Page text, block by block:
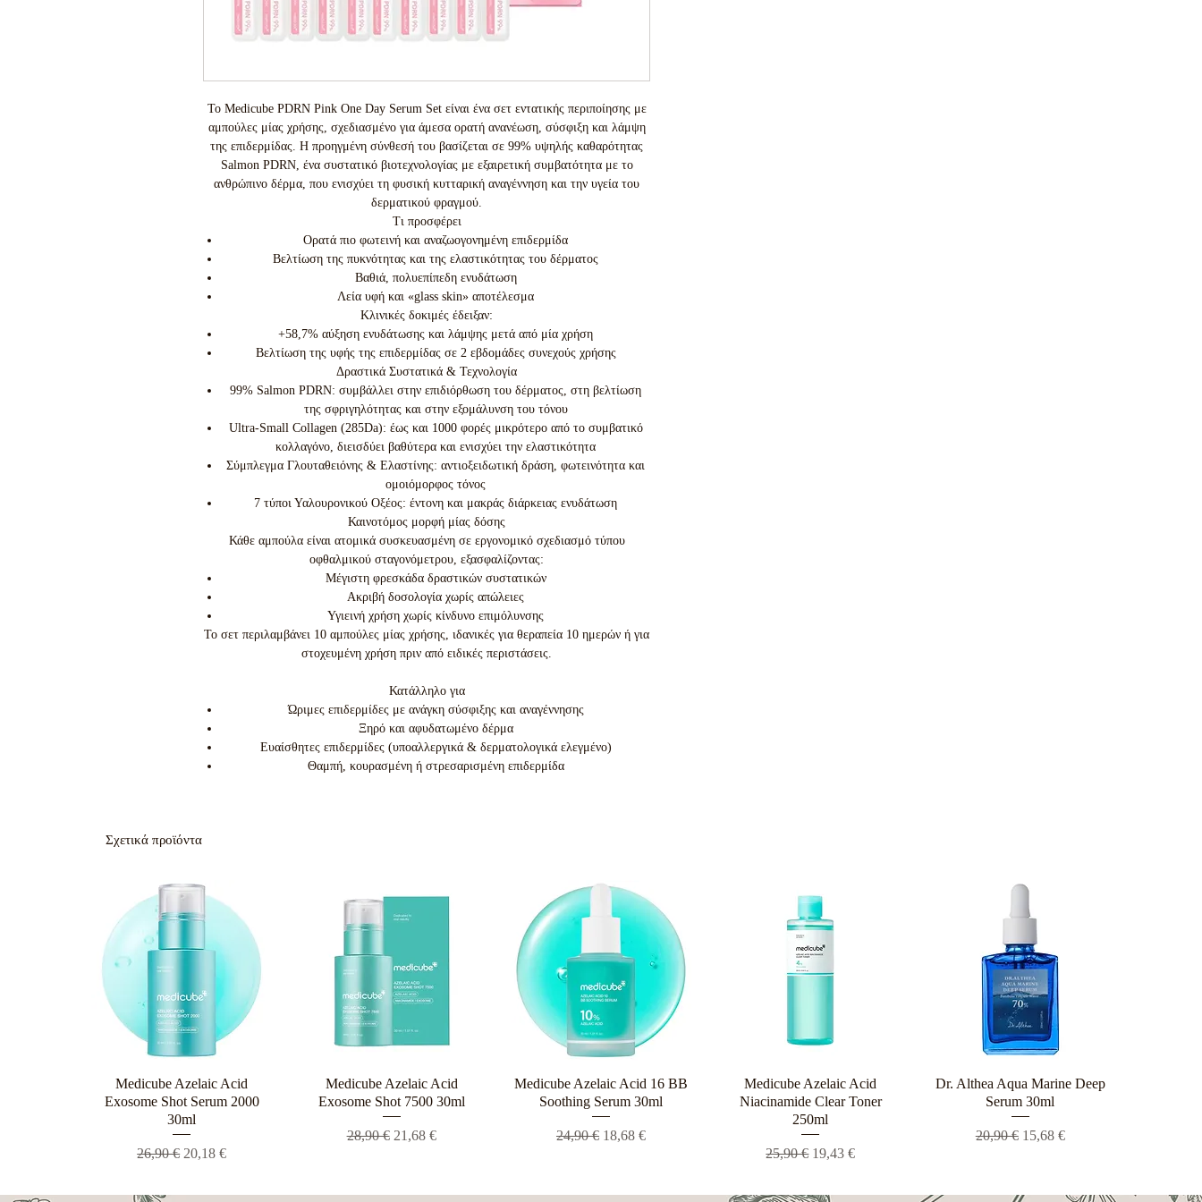
Το Medicube PDRN Pink One Day Serum Set είναι ένα σετ εντατικής περιποίησης με
αμπούλες μίας χρήσης, σχεδιασμένο για άμεσα ορατή ανανέωση, σύσφιξη και λάμψη
της επιδερμίδας. Η προηγμένη σύνθεσή του βασίζεται σε 99% υψηλής καθαρότητας
Salmon PDRN, ένα συστατικό βιοτεχνολογίας με εξαιρετική συμβατότητα με το
ανθρώπινο δέρμα, που ενισχύει τη φυσική κυτταρική αναγέννηση και την υγεία του
δερματικού φραγμού.
Τι προσφέρει
Ορατά πιο φωτεινή και αναζωογονημένη επιδερμίδα
Βελτίωση της πυκνότητας και της ελαστικότητας του δέρματος
Βαθιά, πολυεπίπεδη ενυδάτωση
Λεία υφή και «glass skin» αποτέλεσμα
Κλινικές δοκιμές έδειξαν:
+58,7% αύξηση ενυδάτωσης και λάμψης μετά από μία χρήση
Βελτίωση της υφής της επιδερμίδας σε 2 εβδομάδες συνεχούς χρήσης
Δραστικά Συστατικά & Τεχνολογία
99% Salmon PDRN: συμβάλλει στην επιδιόρθωση του δέρματος, στη βελτίωση
της σφριγηλότητας και στην εξομάλυνση του τόνου
Ultra-Small Collagen (285Da): έως και 1000 φορές μικρότερο από το συμβατικό
κολλαγόνο, διεισδύει βαθύτερα και ενισχύει την ελαστικότητα
Σύμπλεγμα Γλουταθειόνης & Ελαστίνης: αντιοξειδωτική δράση, φωτεινότητα και
ομοιόμορφος τόνος
7 τύποι Υαλουρονικού Οξέος: έντονη και μακράς διάρκειας ενυδάτωση
Καινοτόμος μορφή μίας δόσης
Κάθε αμπούλα είναι ατομικά συσκευασμένη σε εργονομικό σχεδιασμό τύπου
οφθαλμικού σταγονόμετρου, εξασφαλίζοντας:
Μέγιστη φρεσκάδα δραστικών συστατικών
Ακριβή δοσολογία χωρίς απώλειες
Υγιεινή χρήση χωρίς κίνδυνο επιμόλυνσης
Το σετ περιλαμβάνει 10 αμπούλες μίας χρήσης, ιδανικές για θεραπεία 10 ημερών ή για
στοχευμένη χρήση πριν από ειδικές περιστάσεις.
Κατάλληλο για
Ώριμες επιδερμίδες με ανάγκη σύσφιξης και αναγέννησης
Ξηρό και αφυδατωμένο δέρμα
Ευαίσθητες επιδερμίδες (υποαλλεργικά & δερματολογικά ελεγμένο)
Θαμπή, κουρασμένη ή στρεσαρισμένη επιδερμίδα
Σχετικά προϊόντα
Γρήγορη προβολή
Medicube Azelaic Acid
Exosome Shot Serum 2000
30ml
Κανονική τιμή
26,90 € Τιμή Έκπτωσης
20,18 €
Γρήγορη προβολή
Medicube Azelaic Acid
Exosome Shot 7500 30ml
Κανονική τιμή
28,90 € Τιμή Έκπτωσης
21,68 €
Γρήγορη προβολή
Medicube Azelaic Acid 16 BB
Soothing Serum 30ml
Κανονική τιμή
24,90 € Τιμή Έκπτωσης
18,68 €
Γρήγορη προβολή
Medicube Azelaic Acid
Niacinamide Clear Toner
250ml
Κανονική τιμή
25,90 € Τιμή Έκπτωσης
19,43 €
Γρήγορη προβολή
Dr. Althea Aqua Marine Deep
Serum 30ml
Κανονική τιμή
20,90 € Τιμή Έκπτωσης
15,68 €